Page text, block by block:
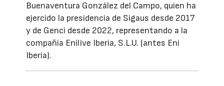
Buenaventura González del Campo, quien ha
ejercido la presidencia de Sigaus desde 2017
y de Genci desde 2022, representando a la
compañía Enilive Iberia, S.L.U. (antes Eni
Iberia).